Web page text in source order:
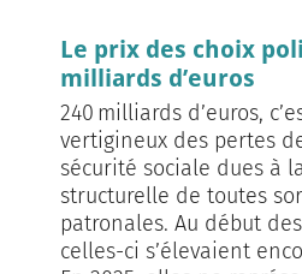
Le prix des choix
milliards d’euros
240 milliards d’euros,
vertigineux des pertes
sécurité sociale dues à
structurelle de toutes
patronales. Au début
celles-ci s’élevaient